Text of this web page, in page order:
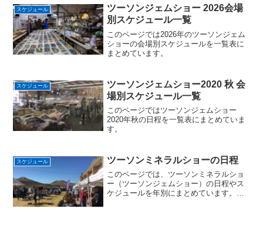
す。
スケジュール
ツーソンジェムショー 2026会場
別スケジュール一覧
このページでは2026年のツーソンジェム
ショーの会場別スケジュールを一覧表に
まとめています。
スケジュール
ツーソンジェムショー2020 秋 会
場別スケジュール一覧
このページではツーソンジェムショー
2020年秋の日程を一覧表にまとめていま
す。
スケジュール ツーソンミネラルショーの日程
このページでは、ツーソンミネラルショ
ー（ツーソンジェムショー）の日程やス
ケジュールを年別にまとめています。過